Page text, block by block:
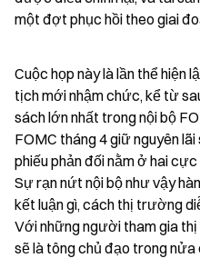
một đợt phục hồi theo giai
Cuộc họp này là lần thể hiện
tịch mới nhậm chức, kể từ
sách lớn nhất trong nội bộ
FOMC tháng 4 giữ nguyên
phiếu phản đối nằm ở hai cực
Sự rạn nứt nội bộ như vậy
kết luận gì, cách thị trường
Với những người tham gia
sẽ là tông chủ đạo trong nửa